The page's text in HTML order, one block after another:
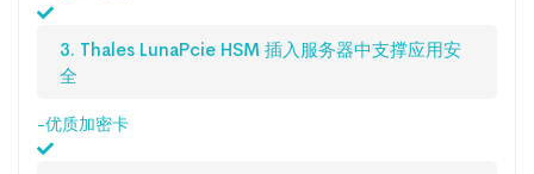
3. Thales LunaPcie HSM 插入服务器中支撑应用安
全
-优质加密卡